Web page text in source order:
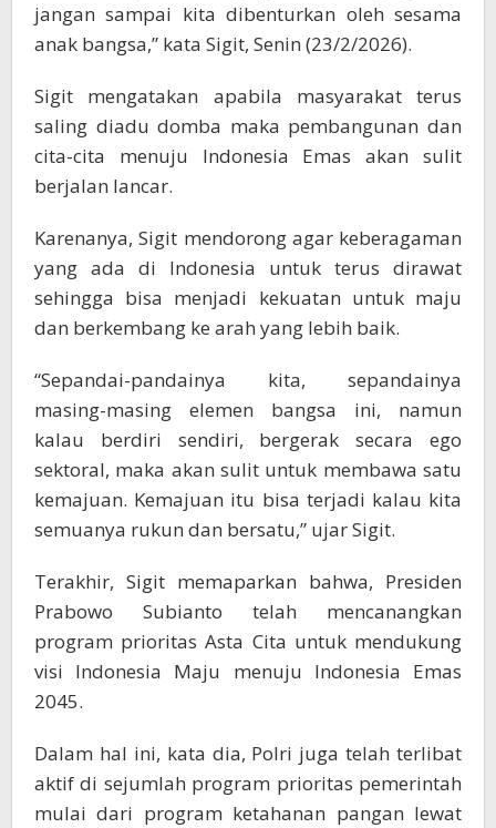
jangan sampai kita dibenturkan oleh sesama
anak bangsa,” kata Sigit, Senin (23/2/2026).
Sigit mengatakan apabila masyarakat terus
saling diadu domba maka pembangunan dan
cita-cita menuju Indonesia Emas akan sulit
berjalan lancar.
Karenanya, Sigit mendorong agar keberagaman
yang ada di Indonesia untuk terus dirawat
sehingga bisa menjadi kekuatan untuk maju
dan berkembang ke arah yang lebih baik.
“Sepandai-pandainya kita, sepandainya
masing-masing elemen bangsa ini, namun
kalau berdiri sendiri, bergerak secara ego
sektoral, maka akan sulit untuk membawa satu
kemajuan. Kemajuan itu bisa terjadi kalau kita
semuanya rukun dan bersatu,” ujar Sigit.
Terakhir, Sigit memaparkan bahwa, Presiden
Prabowo Subianto telah mencanangkan
program prioritas Asta Cita untuk mendukung
visi Indonesia Maju menuju Indonesia Emas
2045.
Dalam hal ini, kata dia, Polri juga telah terlibat
aktif di sejumlah program prioritas pemerintah
mulai dari program ketahanan pangan lewat